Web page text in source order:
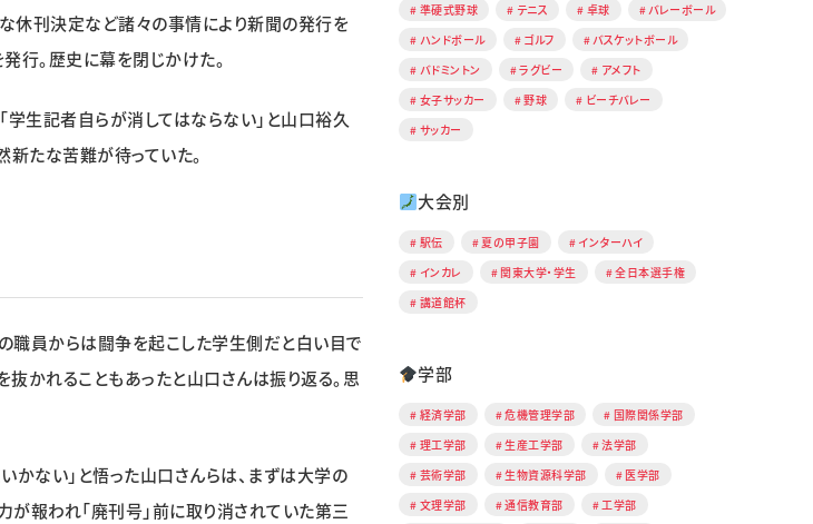
休刊決定など諸々の事情により新聞の発行を
行。歴史に幕を閉じかけた。
生記者自らが消してはならない」と山口裕久
新たな苦難が待っていた。
の職員からは闘争を起こした学生側だと白い目で
抜かれることもあったと山口さんは振り返る。思
かない」と悟った山口さんらは、まずは大学の
報われ「廃刊号」前に取り消されていた第三
準硬式野球 テニス 卓球
バレーボール
ハンドボール
ゴルフ
バスケットボール
バドミントン
ラグビー
アメフト
女子サッカー
野球
ビーチバレー
サッカー
大会別
駅伝 夏の甲子園
インターハイ
インカレ
関東大学・学生
全日本選手権
講道館杯
学部
経済学部 危機管理学部
国際関係学部
理工学部
生産工学部
法学部
芸術学部
生物資源科学部
医学部
文理学部
通信教育部
工学部